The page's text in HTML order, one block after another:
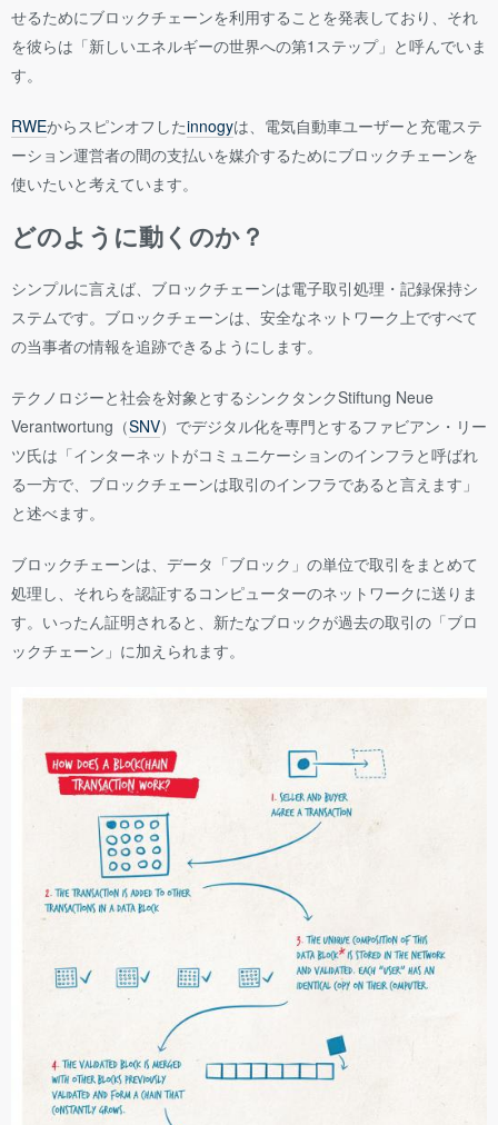
せるためにブロックチェーンを利用することを発表しており、それ
を彼らは「新しいエネルギーの世界への第1ステップ」と呼んでいま
す。
RWEからスピンオフしたinnogyは、電気自動車ユーザーと充電ステ
ーション運営者の間の支払いを媒介するためにブロックチェーンを
使いたいと考えています。
どのように動くのか？
シンプルに言えば、ブロックチェーンは電子取引処理・記録保持シ
ステムです。ブロックチェーンは、安全なネットワーク上ですべて
の当事者の情報を追跡できるようにします。
テクノロジーと社会を対象とするシンクタンクStiftung Neue
Verantwortung（SNV）でデジタル化を専門とするファビアン・リー
ツ氏は「インターネットがコミュニケーションのインフラと呼ばれ
る一方で、ブロックチェーンは取引のインフラであると言えます」
と述べます。
ブロックチェーンは、データ「ブロック」の単位で取引をまとめて
処理し、それらを認証するコンピューターのネットワークに送りま
す。いったん証明されると、新たなブロックが過去の取引の「ブロ
ックチェーン」に加えられます。